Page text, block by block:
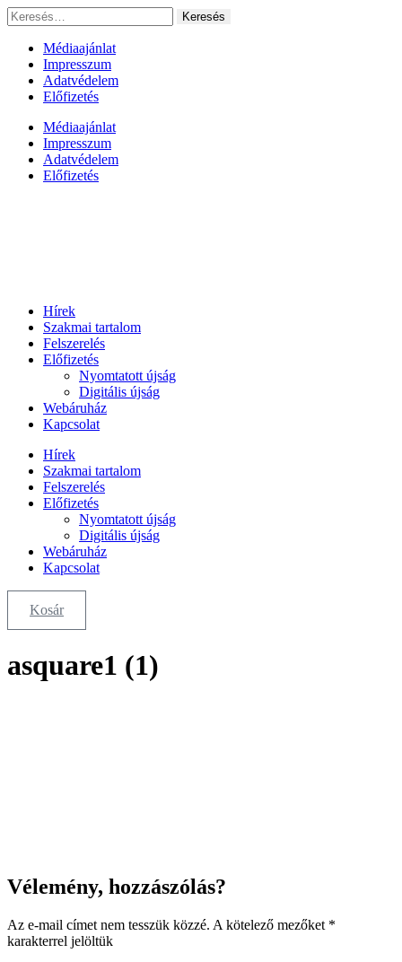
Ugrás
a
tartalomhoz
Keresés:
Médiaajánlat
Impresszum
Adatvédelem
Előfizetés
Médiaajánlat
Impresszum
Adatvédelem
Előfizetés
Hírek
Szakmai tartalom
Felszerelés
Előfizetés
Nyomtatott újság
Digitális újság
Webáruház
Kapcsolat
Hírek
Szakmai tartalom
Felszerelés
Előfizetés
Nyomtatott újság
Digitális újság
Webáruház
Kapcsolat
Kosár
asquare1 (1)
Vélemény, hozzászólás?
Az e-mail címet nem tesszük közzé. A kötelező mezőket *
karakterrel jelöltük